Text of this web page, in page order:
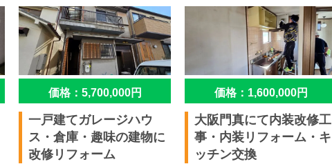
価格：5,700,000円
一戸建てガレージハウ
ス・倉庫・趣味の建物に
改修リフォーム
価格：1,600,000円
大阪門真にて内装改修工
事・内装リフォーム・キ
ッチン交換